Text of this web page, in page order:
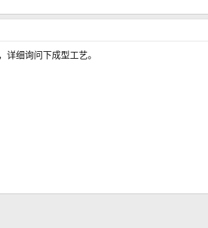
细询问下成型工艺。